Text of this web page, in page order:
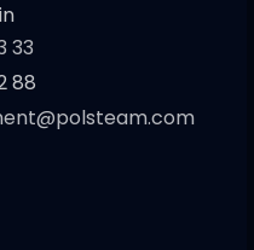
33
88